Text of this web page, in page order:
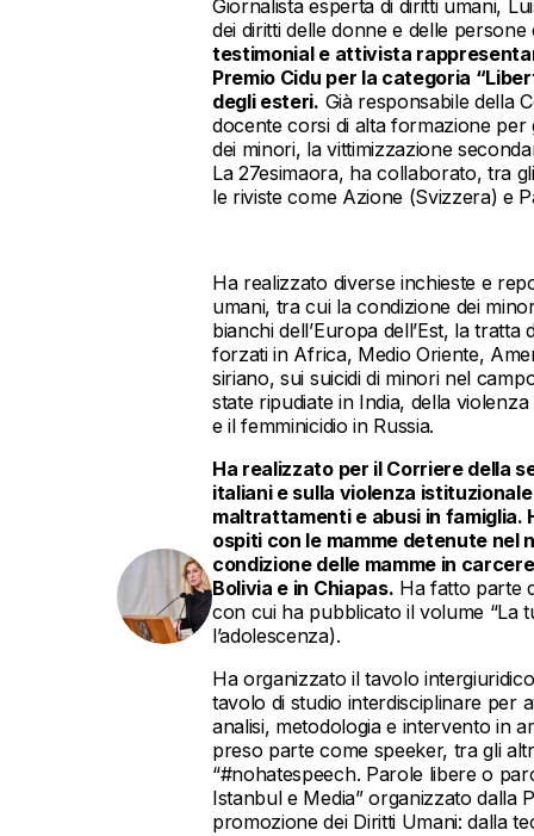
Giornalista esperta di diritti umani,
dei diritti delle donne e delle
testimonial e attivista
Premio Cidu per la categoria
degli esteri. Già responsabile della
docente corsi di alta formazione per
dei minori, la vittimizzazione
La 27esimaora, ha collaborato, tra
le riviste come Azione (Svizzera) e
Ha realizzato diverse inchieste e
umani, tra cui la condizione dei
bianchi dell’Europa dell’Est, la
forzati in Africa, Medio Oriente,
siriano, sui suicidi di minori nel
state ripudiate in India, della
e il femminicidio in Russia.
Ha realizzato per il Corriere della
italiani e sulla violenza
maltrattamenti e abusi in famiglia.
ospiti con le mamme detenute nel
condizione delle mamme in
Bolivia e in Chiapas. Ha fatto parte
con cui ha pubblicato il volume “La
l’adolescenza).
Ha organizzato il tavolo
tavolo di studio interdisciplinare per
analisi, metodologia e intervento in
preso parte come speeker, tra gli
“#nohatespeech. Parole libere o
Istanbul e Media” organizzato dalla
promozione dei Diritti Umani: dalla